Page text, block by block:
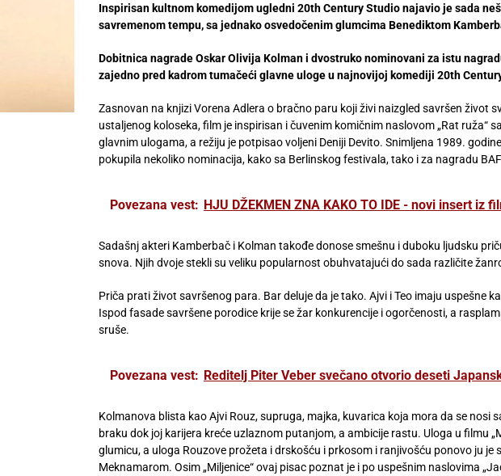
Inspirisan kultnom komedijom ugledni 20th Century Studio najavio je sada
savremenom tempu, sa jednako osvedočenim glumcima Benediktom
Dobitnica nagrade Oskar Olivija Kolman i dvostruko nominovani za istu
zajedno pred kadrom tumačeći glavne uloge u najnovijoj komediji 20th
Zasnovan na knjizi Vorena Adlera o bračno paru koji živi naizgled savršen život
ustaljenog koloseka, film je inspirisan i čuvenim komičnim naslovom „Rat ruža“
glavnim ulogama, a režiju je potpisao voljeni Deniji Devito. Snimljena 1989.
pokupila nekoliko nominacija, kako sa Berlinskog festivala, tako i za nagradu
Povezana vest: HJU DŽEKMEN ZNA KAKO TO IDE - novi insert iz
Sadašnj akteri Kamberbač i Kolman takođe donose smešnu i duboku ljudsku
snova. Njih dvoje stekli su veliku popularnost obuhvatajući do sada različite
Priča prati život savršenog para. Bar deluje da je tako. Ajvi i Teo imaju uspešne
Ispod fasade savršene porodice krije se žar konkurencije i ogorčenosti, a
sruše.
Povezana vest: Reditelj Piter Veber svečano otvorio deseti
Kolmanova blista kao Ajvi Rouz, supruga, majka, kuvarica koja mora da se nosi
braku dok joj karijera kreće uzlaznom putanjom, a ambicije rastu. Uloga u filmu
glumicu, a uloga Rouzove prožeta i drskošću i prkosom i ranjivošću ponovo ju je
Meknamarom. Osim „Miljenice“ ovaj pisac poznat je i po uspešnim naslovima